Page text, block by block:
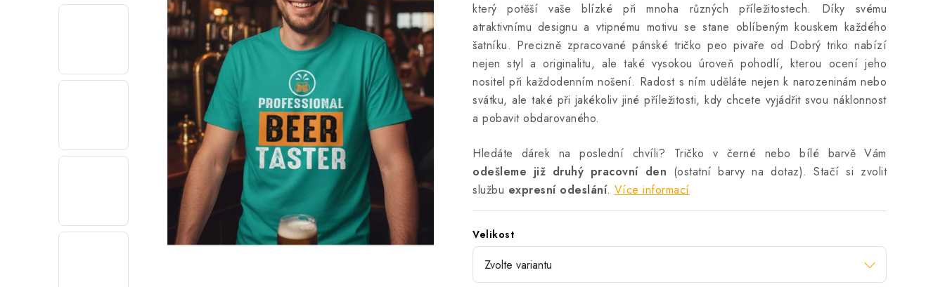
který potěší vaše blízké při mnoha různých příležitostech. Díky svému
atraktivnímu designu a vtipnému motivu se stane oblíbeným kouskem každého
šatníku. Precizně zpracované pánské tričko peo pivaře od Dobrý triko nabízí
nejen styl a originalitu, ale také vysokou úroveň pohodlí, kterou ocení jeho
nositel při každodenním nošení. Radost s ním uděláte nejen k narozeninám nebo
svátku, ale také při jakékoliv jiné příležitosti, kdy chcete vyjádřit svou náklonnost
a pobavit obdarovaného.
Hledáte dárek na poslední chvíli? Tričko v černé nebo bílé barvě Vám
odešleme již druhý pracovní den (ostatní barvy na dotaz). Stačí si zvolit
službu expresní odeslání. Více informací
Velikost